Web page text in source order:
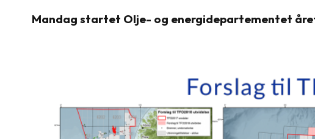
Mandag startet Olje- og energidepartementet